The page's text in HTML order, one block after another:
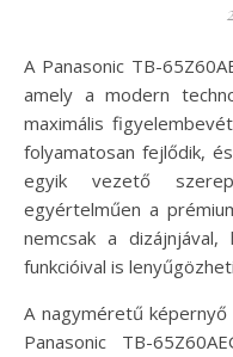
A Panasonic TB-65Z60AEG egy kiváló minőségű televízió,
amely a modern
maximális
folyamatosan fejlődik,
egyik vezető
egyértelműen a
nemcsak a
funkcióival is
A nagyméretű
Panasonic TB-